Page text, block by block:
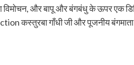
और बापू और बंगबंधु के ऊपर एक
कस्तुरबा गाँधी जी और पूजनीय